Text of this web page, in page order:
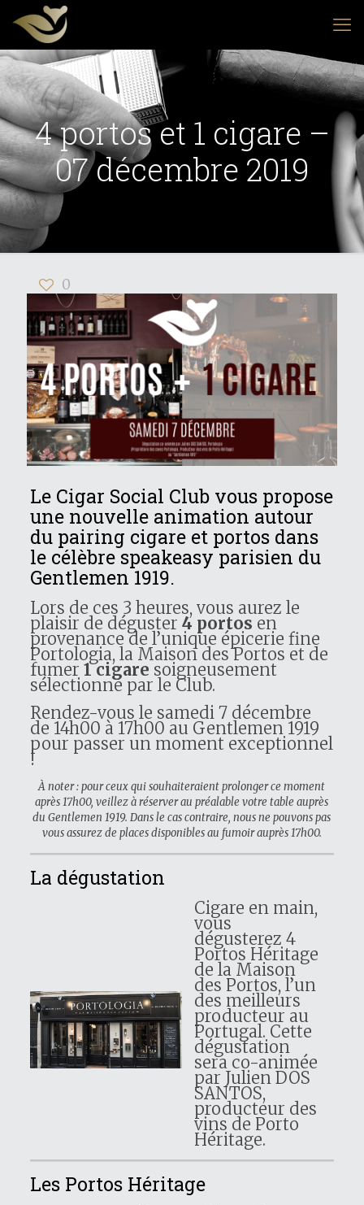
4 portos et 1 cigare –
07 décembre 2019
0
Le Cigar Social Club vous propose
une nouvelle animation autour
du pairing cigare et portos dans
le célèbre speakeasy parisien du
Gentlemen 1919.
Lors de ces 3 heures, vous aurez le
plaisir de déguster 4 portos en
provenance de l’unique épicerie fine
Portologia, la Maison des Portos et de
fumer 1 cigare soigneusement
sélectionné par le Club.
Rendez-vous le samedi 7 décembre
de 14h00 à 17h00 au Gentlemen 1919
pour passer un moment exceptionnel
!
À noter : pour ceux qui souhaiteraient prolonger ce moment
après 17h00, veillez à réserver au préalable votre table auprès
du Gentlemen 1919. Dans le cas contraire, nous ne pouvons pas
vous assurez de places disponibles au fumoir auprès 17h00.
La dégustation
Cigare en main,
vous
dégusterez 4
Portos Héritage
de la Maison
des Portos, l’un
des meilleurs
producteur au
Portugal. Cette
dégustation
sera co-animée
par Julien DOS
SANTOS,
producteur des
vins de Porto
Héritage.
Les Portos Héritage